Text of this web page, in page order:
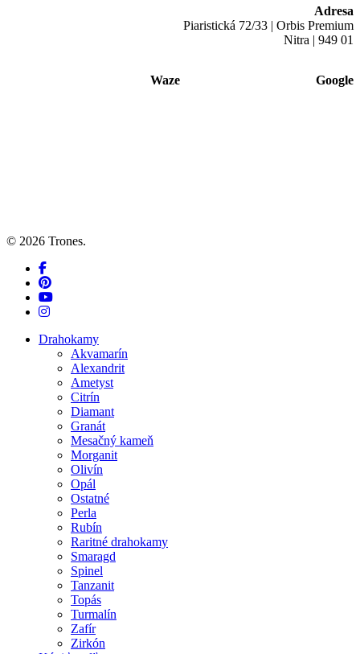
Adresa
Piaristická 72/33 | Orbis Premium
Nitra | 949 01
Waze Google
© 2026 Trones.
facebook
pinterest
youtube
instagram
Close
Drahokamy
Akvamarín
Alexandrit
Ametyst
Citrín
Diamant
Granát
Mesačný kameň
Morganit
Olivín
Opál
Ostatné
Perla
Rubín
Raritné drahokamy
Smaragd
Spinel
Tanzanit
Topás
Turmalín
Zafír
Zirkón